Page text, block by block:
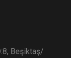
Beşiktaş/